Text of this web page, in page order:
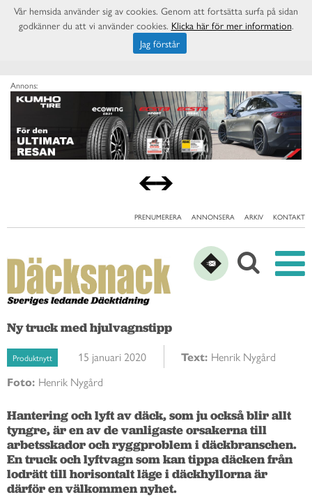
Annons:
PRENUMERERA ANNONSERA ARKIV KONTAKT
Ny truck med hjulvagnstipp
Produktnytt 15 januari 2020 Text: Henrik Nygård
Foto: Henrik Nygård
Hantering och lyft av däck, som ju också blir allt
tyngre, är en av de vanligaste orsakerna till
arbetsskador och ryggproblem i däckbranschen.
En truck och lyftvagn som kan tippa däcken från
lodrätt till horisontalt läge i däckhyllorna är
därför en välkommen nyhet.
Vår hemsida använder sig av cookies. Genom att fortsätta surfa på sidan
godkänner du att vi använder cookies. Klicka här för mer information.
Jag förstår